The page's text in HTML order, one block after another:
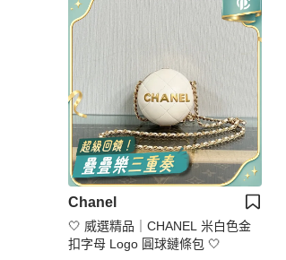
Chanel
🤍 威選精品｜CHANEL 米白色金
扣字母 Logo 圓球鏈條包 🤍